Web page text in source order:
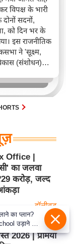
विपक्ष के भारी
सदनों,
को दिन भर के
इस राजनीतिक
ने 'सूक्ष्म,
(संशोधन)
पंजीकरण और
है।
Office |
का जलवा
करोड़, जल्द
हॉलीवुड
2026 |
2026 | प्रेमियों
का प्लान?
उड़ाने की